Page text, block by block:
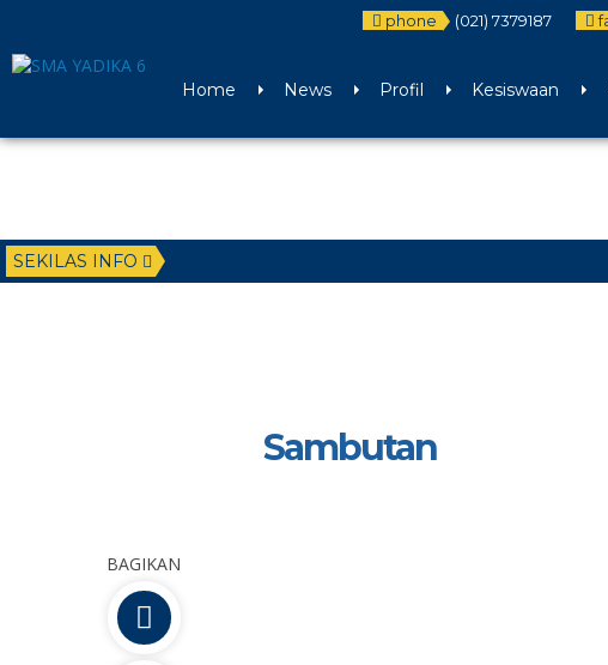
phone (021) 7379187
Home News Profil Kesiswaan
SEKILAS INFO
Sambutan
BAGIKAN